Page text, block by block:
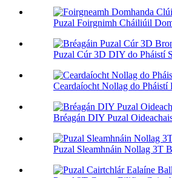
Puzal Foirgnimh Cháiliúil
Puzal Cúr 3D DIY do Pháistí
Ceardaíocht Nollag do
Bréagán DIY Puzal
Puzal Sleamhnáin Nollag 3T